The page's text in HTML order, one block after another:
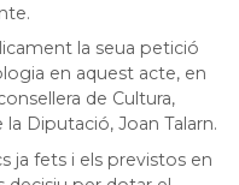
la seua petició
en aquest acte, en
de Cultura,
Diputació, Joan Talarn.
ja fets i els previstos en